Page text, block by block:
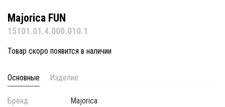
Majorica FUN
15101.01.4.000.010.1
Товар скоро появится в наличии
Основные Изделие
Бренд
Majorica